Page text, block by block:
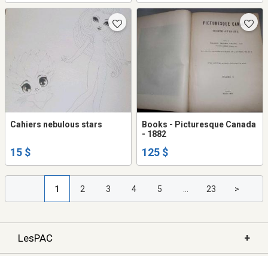
Cahiers nebulous stars
15 $
Books - Picturesque Canada
- 1882
125 $
1 2 3 4 5 23 >
LesPAC +